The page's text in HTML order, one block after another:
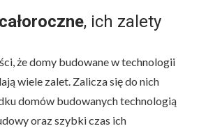
, ich zalety
że domy budowane w technologii
wiele zalet. Zalicza się do nich
domów budowanych technologią
oraz szybki czas ich